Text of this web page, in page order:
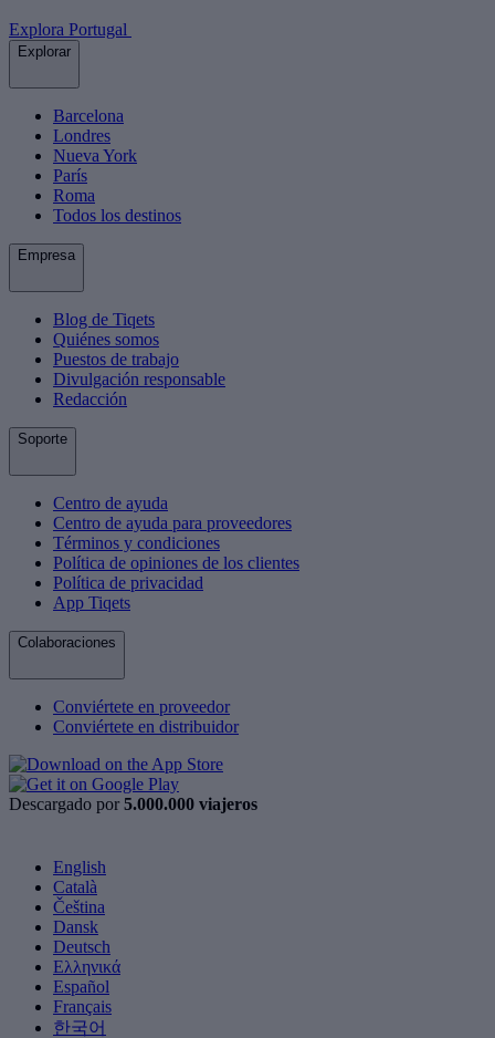
Explora Portugal
Explorar
Barcelona
Londres
Nueva York
París
Roma
Todos los destinos
Empresa
Blog de Tiqets
Quiénes somos
Puestos de trabajo
Divulgación responsable
Redacción
Soporte
Centro de ayuda
Centro de ayuda para proveedores
Términos y condiciones
Política de opiniones de los clientes
Política de privacidad
App Tiqets
Colaboraciones
Conviértete en proveedor
Conviértete en distribuidor
Descargado por 5.000.000 viajeros
English
Català
Čeština
Dansk
Deutsch
Ελληνικά
Español
Français
한국어